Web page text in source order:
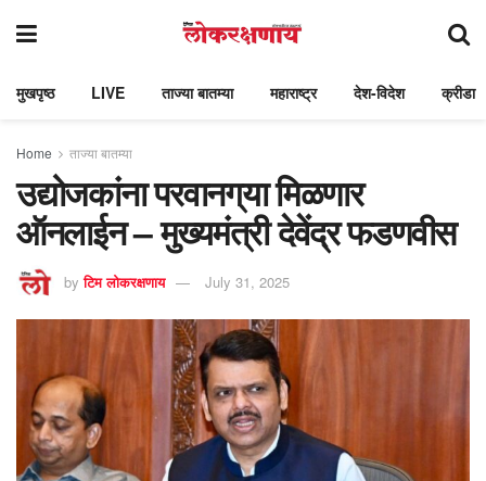
मुखपृष्ठ LIVE ताज्या बातम्या महाराष्ट्र देश-विदेश क्रीडा
Home ताज्या बातम्या
उद्योजकांना परवानग्‌या मिळणार
ऑनलाईन – मुख्यमंत्री देवेंद्र फडणवीस
by टिम लोकरक्षणाय July 31, 2025